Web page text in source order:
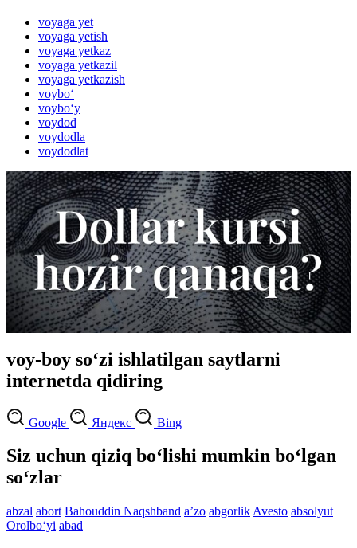
voyaga yet
voyaga yetish
voyaga yetkaz
voyaga yetkazil
voyaga yetkazish
voybo‘
voybo‘y
voydod
voydodla
voydodlat
voy-boy so‘zi ishlatilgan saytlarni
internetda qidiring
Google Яндекс Bing
Siz uchun qiziq bo‘lishi mumkin bo‘lgan
so‘zlar
abzal abort Bahouddin Naqshband aʼzo abgorlik Avesto absolyut
Orolbo‘yi abad